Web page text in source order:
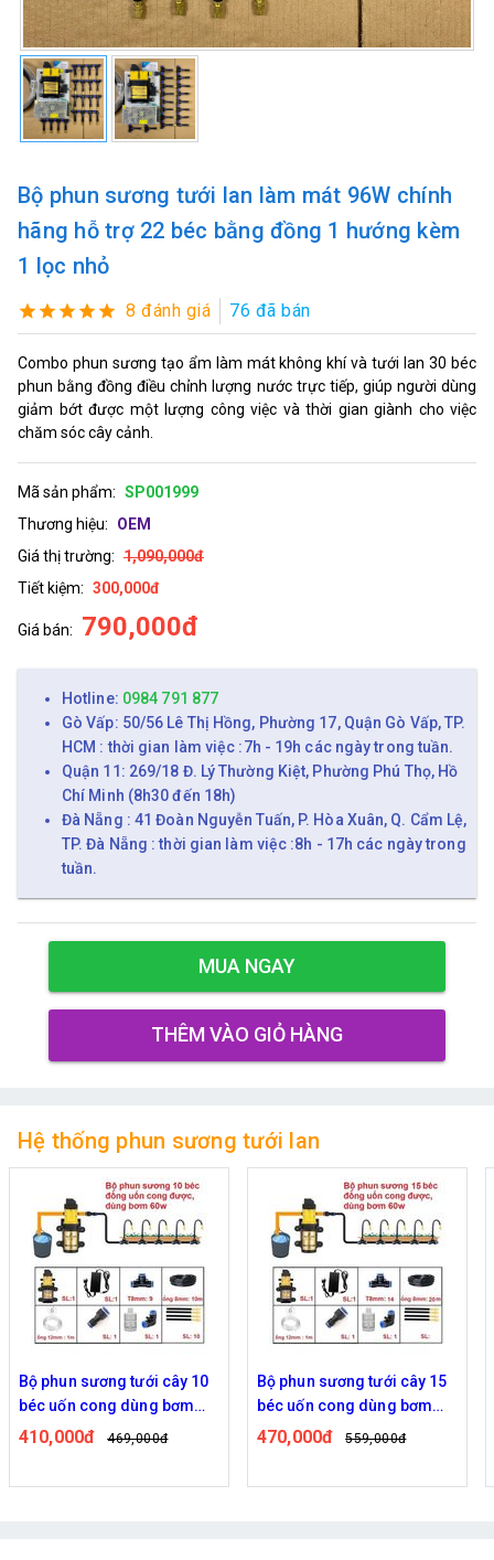
Bộ phun sương tưới lan làm mát 96W chính
hãng hỗ trợ 22 béc bằng đồng 1 hướng kèm
1 lọc nhỏ
8 đánh giá 76 đã bán
Combo phun sương tạo ẩm làm mát không khí và tưới lan 30 béc
phun bằng đồng điều chỉnh lượng nước trực tiếp, giúp người dùng
giảm bớt được một lượng công việc và thời gian giành cho việc
chăm sóc cây cảnh.
Mã sản phẩm: SP001999
Thương hiệu:
OEM
Giá thị trường: 1,090,000đ
Tiết kiệm: 300,000đ
Giá bán: 790,000đ
Hotline: 0984 791 877
Gò Vấp: 50/56 Lê Thị Hồng, Phường 17, Quận Gò Vấp, TP.
HCM : thời gian làm việc :7h - 19h các ngày trong tuần.
Quận 11: 269/18 Đ. Lý Thường Kiệt, Phường Phú Thọ, Hồ
Chí Minh (8h30 đến 18h)
Đà Nẵng : 41 Đoàn Nguyễn Tuấn, P. Hòa Xuân, Q. Cẩm Lệ,
TP. Đà Nẵng : thời gian làm việc :8h - 17h các ngày trong
tuần.
MUA NGAY
THÊM VÀO GIỎ HÀNG
Hệ thống phun sương tưới lan
Bộ phun sương tưới cây 10
béc uốn cong dùng bơm
60w
410,000đ 469,000đ
Bộ phun sương tưới cây 15
béc uốn cong dùng bơm
60w
470,000đ 559,000đ